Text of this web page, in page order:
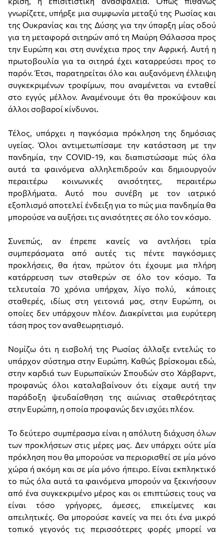
γνωρίζετε, υπήρξε μια συμφωνία μεταξύ της Ρωσίας και
της Ουκρανίας και της Δύσης για την ύπαρξη μίας οδού
για τη μεταφορά σιτηρών από τη Μαύρη Θάλασσα προς
την Ευρώπη και στη συνέχεια προς την Αφρική. Αυτή η
πρωτοβουλία για τα σιτηρά έχει καταρρεύσει προς το
παρόν. Έτσι, παρατηρείται όλο και αυξανόμενη έλλειψη
συγκεκριμένων τροφίμων, που αναμένεται να ενταθεί
στο εγγύς μέλλον. Αναμένουμε ότι θα προκύψουν και
άλλοι σοβαροί κίνδυνοι.
Τέλος, υπάρχει η παγκόσμια πρόκληση της δημόσιας
υγείας. Όλοι αντιμετωπίσαμε την κατάσταση με την
πανδημία, την COVID-19, και διαπιστώσαμε πώς όλα
αυτά τα φαινόμενα αλληλεπιδρούν και δημιουργούν
περαιτέρω κοινωνικές ανισότητες, περαιτέρω
προβλήματα. Αυτό που συνέβη με τον ιατρικό
εξοπλισμό αποτελεί ένδειξη για το πώς μια πανδημία θα
μπορούσε να αυξήσει τις ανισότητες σε όλο τον κόσμο.
Συνεπώς, αν έπρεπε κανείς να αντλήσει τρία
συμπεράσματα από αυτές τις πέντε παγκόσμιες
προκλήσεις, θα ήταν, πρώτον ότι έχουμε μια πλήρη
κατάρρευση των σταθερών σε όλο τον κόσμο. Τα
τελευταία 70 χρόνια υπήρχαν, λίγο πολύ, κάποιες
σταθερές, ιδίως στη γειτονιά μας, στην Ευρώπη, οι
οποίες δεν υπάρχουν πλέον. Διακρίνεται μια ευρύτερη
τάση προς τον αναθεωρητισμό.
Νομίζω ότι η εισβολή της Ρωσίας άλλαξε εντελώς το
υπάρχον σύστημα στην Ευρώπη. Καθώς βρίσκομαι εδώ,
στην καρδιά των Ευρωπαϊκών Σπουδών στο Χάρβαρντ,
προφανώς όλοι καταλαβαίνουν ότι είχαμε αυτή την
παράδοξη ψευδαίσθηση της αιώνιας σταθερότητας
στην Ευρώπη, η οποία προφανώς δεν ισχύει πλέον.
Το δεύτερο συμπέρασμα είναι η απόλυτη διάχυση όλων
των προκλήσεων στις μέρες μας. Δεν υπάρχει ούτε μία
πρόκληση που θα μπορούσε να περιορισθεί σε μία μόνο
χώρα ή ακόμη και σε μία μόνο ήπειρο. Είναι εκπληκτικό
το πώς όλα αυτά τα φαινόμενα μπορούν να ξεκινήσουν
από ένα συγκεκριμένο μέρος και οι επιπτώσεις τους να
είναι τόσο γρήγορες, άμεσες, επικείμενες και
απειλητικές. Θα μπορούσε κανείς να πει ότι ένα μικρό
τοπικό γεγονός τις περισσότερες φορές μπορεί να